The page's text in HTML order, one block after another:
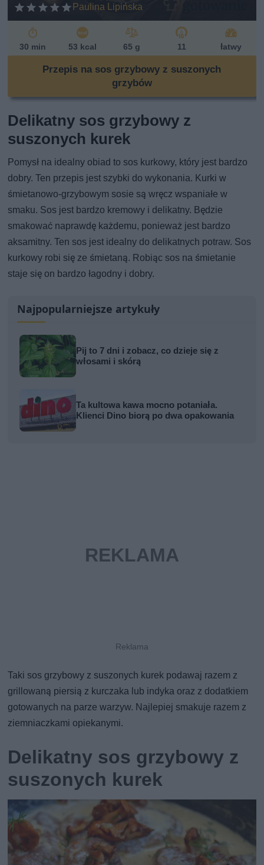
Paulina Lipińska
30 min 53 kcal 65 g 11 łatwy
Przepis na sos grzybowy z suszonych
grzybów
Delikatny sos grzybowy z
suszonych kurek
Pomysł na idealny obiad to sos kurkowy, który jest bardzo
dobry. Ten przepis jest szybki do wykonania. Kurki w
śmietanowo-grzybowym sosie są wręcz wspaniałe w
smaku. Sos jest bardzo kremowy i delikatny. Będzie
smakować naprawdę każdemu, ponieważ jest bardzo
aksamitny. Ten sos jest idealny do delikatnych potraw. Sos
kurkowy robi się ze śmietaną. Robiąc sos na śmietanie
staje się on bardzo łagodny i dobry.
Najpopularniejsze artykuły
Pij to 7 dni i zobacz, co dzieje się z
włosami i skórą
Ta kultowa kawa mocno potaniała.
Klienci Dino biorą po dwa opakowania
Taki sos grzybowy z suszonych kurek podawaj razem z
grillowaną piersią z kurczaka lub indyka oraz z dodatkiem
gotowanych na parze warzyw. Najlepiej smakuje razem z
ziemniaczkami opiekanymi.
Delikatny sos grzybowy z
suszonych kurek